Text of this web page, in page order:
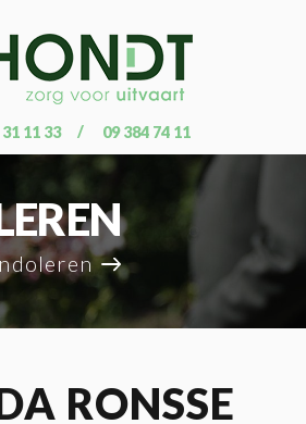
11 33 09 384 74 11
RONSSE